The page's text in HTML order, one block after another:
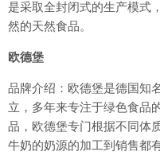
是采取全封闭式的生产模式
然的天然食品。
欧德堡
品牌介绍：欧德堡是德国知
立，多年来专注于绿色食品
品，欧德堡专门根据不同体
牛奶的奶源的加工到销售都